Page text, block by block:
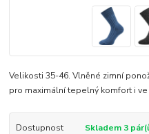
Velikosti 35-46. Vlněné zimní
pro maximální tepelný komfort i
Dostupnost
Skladem 3